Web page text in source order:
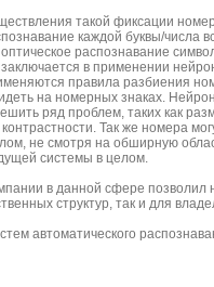
такой фиксации
каждой буквы/числа
распознавание
в применении
правила разбиения
на номерных знаках.
ряд проблем, таких как
Так же номера
не смотря на обширную
системы в целом.
в данной сфере
структур, так и для
автоматического